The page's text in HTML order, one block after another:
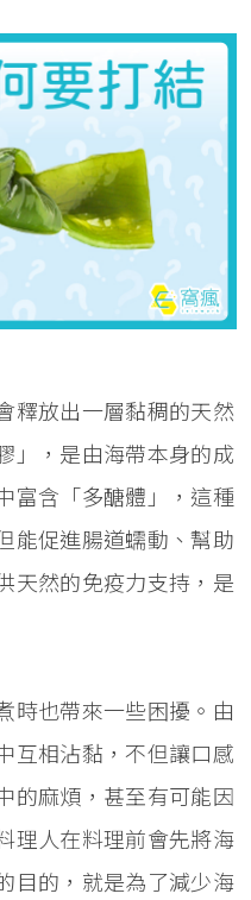
釋放出一層黏稠的天然
」，是由海帶本身的成
富含「多醣體」，這種
能促進腸道蠕動、幫助
天然的免疫力支持，是
時也帶來一些困擾。由
互相沾黏，不但讓口感
的麻煩，甚至有可能因
理人在料理前會先將海
目的，就是為了減少海